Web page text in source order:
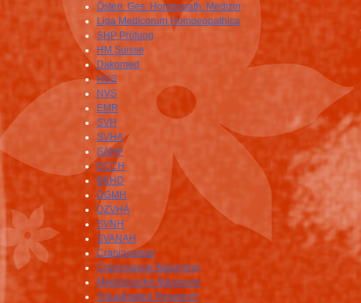
Österr. Ges. Homöopath. Medizin
Liga Medicorum Homoeopathica
SHP Prüfung
HM Suisse
Dakomed
HVS
NVS
EMR
SVH
SVHA
SAHP
ECCH
BKHD
DGMH
DZVHÄ
SVNH
SVANAH
Craniosuisse
Craniosacral Balancing
Medizinische Masseure
Visualisation Research